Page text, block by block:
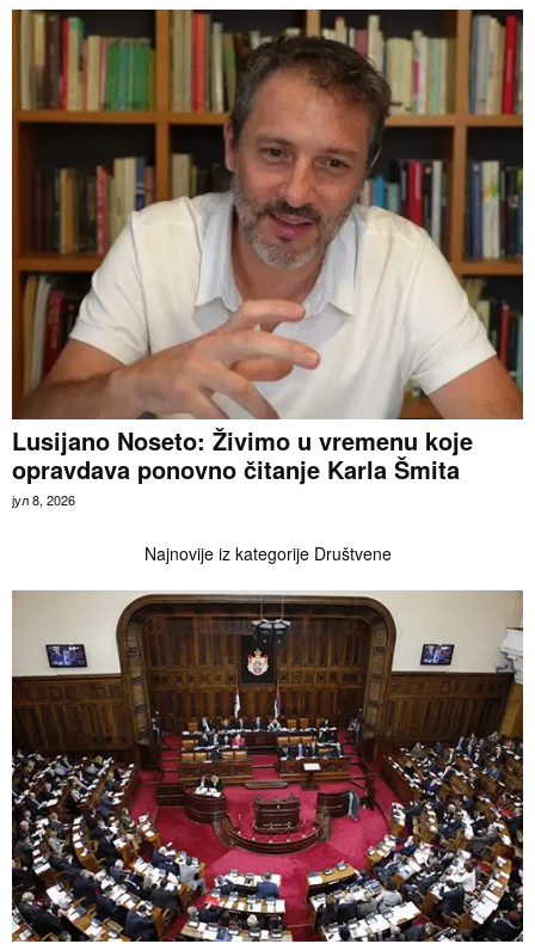
Lusijano Noseto: Živimo u vremenu koje
opravdava ponovno čitanje Karla Šmita
јул 8, 2026
Najnovije iz kategorije Društvene